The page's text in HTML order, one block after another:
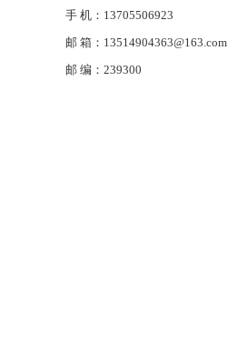
手 机：13705506923
邮 箱：13514904363@163.com
邮 编：239300